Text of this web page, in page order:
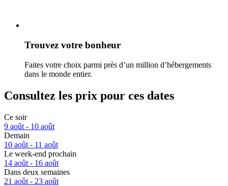
Trouvez votre bonheur
Faites votre choix parmi près d’un million d’hébergements
dans le monde entier.
Consultez les prix pour ces dates
Ce soir
9 août - 10 août
Demain
10 août - 11 août
Le week-end prochain
14 août - 16 août
Dans deux semaines
21 août - 23 août